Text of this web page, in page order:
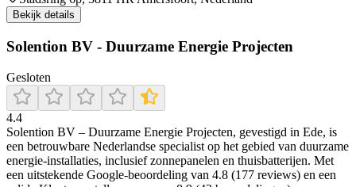
Bekijk details
Solention BV - Duurzame Energie Projecten
Gesloten
4.4
Solention BV – Duurzame Energie Projecten, gevestigd in Ede, is
een betrouwbare Nederlandse specialist op het gebied van duurzame
energie-installaties, inclusief zonnepanelen en thuisbatterijen. Met
een uitstekende Google-beoordeling van 4.8 (177 reviews) en een